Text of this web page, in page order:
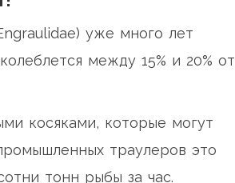
уже много лет
между 15% и 20% от
косяками, которые могут
траулеров это
тонн рыбы за час.